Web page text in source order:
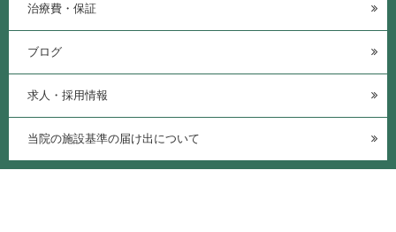
治療費・保証
ブログ
求人・採用情報
当院の施設基準の届け出について